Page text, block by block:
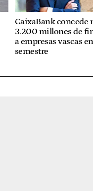
CaixaBank concede
3.200 millones de
a empresas vascas
semestre